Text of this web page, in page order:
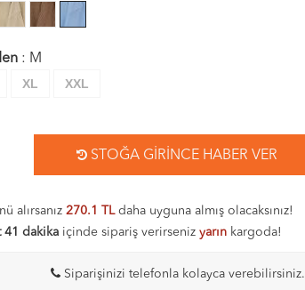
: M
XL XXL
STOĞA GIRINCE HABER VER
alırsanız 270.1 TLdaha uyguna almış olacaksınız!
41 dakika içinde sipariş verirseniz yarın kargoda!
Siparişinizi telefonla kolayca verebilirsiniz.